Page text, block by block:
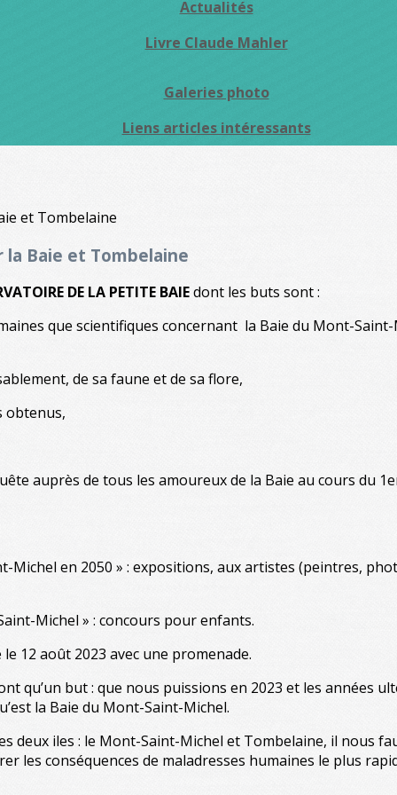
Actualités
Livre Claude Mahler
Galeries photo
Liens articles intéressants
Baie et Tombelaine
DE LA PETITE BAIEdont les buts sont :
que scientifiques concernant la Baie du Mont-
de sa faune et de sa flore,
obtenus,
auprès de tous les amoureux de la Baie au cours du
Michel en 2050 » : expositions, aux artistes (peintres,
Michel » : concours pour enfants.
12 août 2023 avec une promenade.
qu’un but : que nous puissions en 2023 et les années
la Baie du Mont-Saint-Michel.
deux iles : le Mont-Saint-Michel et Tombelaine, il nous
les conséquences de maladresses humaines le plus